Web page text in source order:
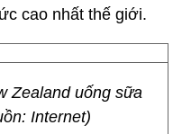
cao nhất thế giới.
Zealand uống sữa
Internet)